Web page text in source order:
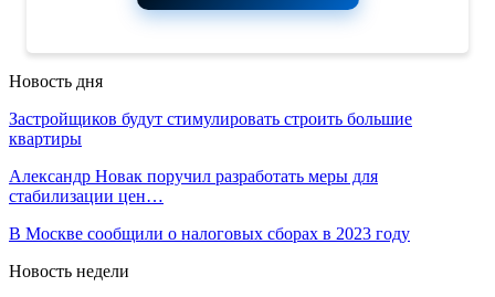
Новость дня
Застройщиков будут стимулировать строить большие
квартиры
Александр Новак поручил разработать меры для
стабилизации цен…
В Москве сообщили о налоговых сборах в 2023 году
Новость недели